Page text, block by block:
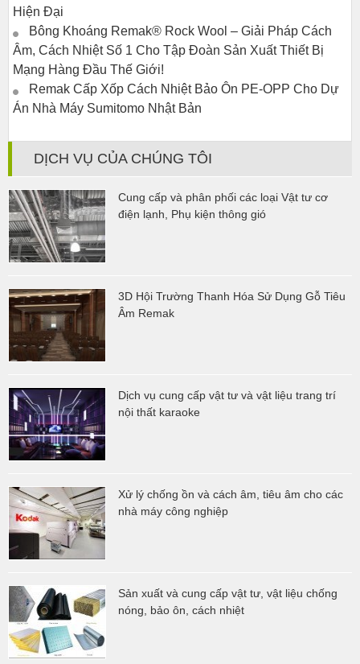
Hiện Đại
Bông Khoáng Remak® Rock Wool – Giải Pháp Cách
Âm, Cách Nhiệt Số 1 Cho Tập Đoàn Sản Xuất Thiết Bị
Mạng Hàng Đầu Thế Giới!
Remak Cấp Xốp Cách Nhiệt Bảo Ôn PE-OPP Cho Dự
Án Nhà Máy Sumitomo Nhật Bản
DỊCH VỤ CỦA CHÚNG TÔI
Cung cấp và phân phối các loại Vật tư cơ
điện lạnh, Phụ kiện thông gió
3D Hội Trường Thanh Hóa Sử Dụng Gỗ Tiêu
Âm Remak
Dịch vụ cung cấp vật tư và vật liệu trang trí
nội thất karaoke
Xử lý chống ồn và cách âm, tiêu âm cho các
nhà máy công nghiệp
Sản xuất và cung cấp vật tư, vật liệu chống
nóng, bảo ôn, cách nhiệt